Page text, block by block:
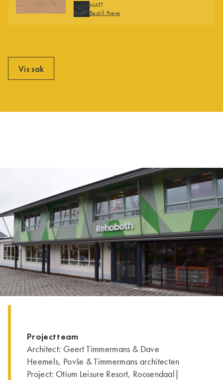
FINISHES
MATT
Bestill Prøve
Vis sak
Projectteam
Architect: Geert Timmermans & Dave
Heemels, Povše & Timmermans architecten
Project: Otium Leisure Resort, Roosendaal|